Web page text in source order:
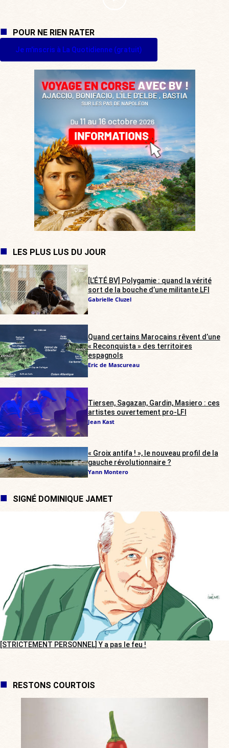
POUR NE RIEN RATER
Je m'inscris à La Quotidienne (gratuit)
LES PLUS LUS DU JOUR
[L’ÉTÉ BV] Polygamie : quand la vérité
sort de la bouche d’une militante LFI
Gabrielle Cluzel
Quand certains Marocains rêvent d’une
« Reconquista » des territoires
espagnols
Eric de Mascureau
Tiersen, Sagazan, Gardin, Masiero : ces
artistes ouvertement pro-LFI
Jean Kast
« Groix antifa ! », le nouveau profil de la
gauche révolutionnaire ?
Yann Montero
SIGNÉ DOMINIQUE JAMET
[STRICTEMENT PERSONNEL] Y a pas le feu !
RESTONS COURTOIS